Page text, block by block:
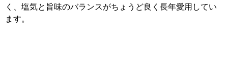
く、塩気と旨味のバランスがちょうど良く長年愛用してい
ます。